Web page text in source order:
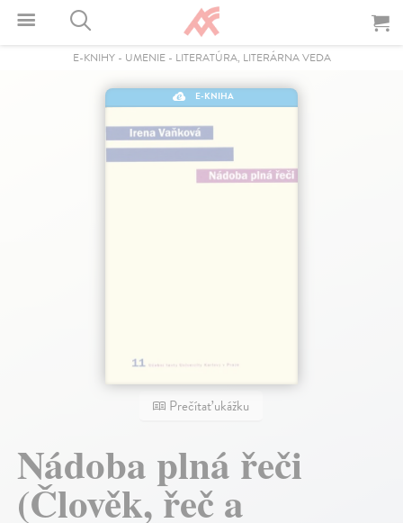
E-KNIHY- UMENIE- LITERATÚRA, LITERÁRNA VEDA
E-KNIHA
Prečítať ukážku
Nádoba plná řeči
(Člověk, řeč a